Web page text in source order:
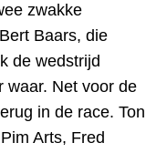
zwakke
Baars, die
de wedstrijd
waar. Net voor de
in de race. Ton
Arts, Fred